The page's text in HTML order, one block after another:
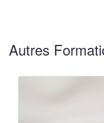
Autres